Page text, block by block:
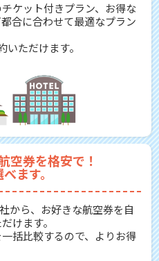
ケット付きプラン、お得な
合に合わせて最適なプラン
ただけます。
空券を格安で！
ます。
から、お好きな航空券を自
けます。
括比較するので、よりお得